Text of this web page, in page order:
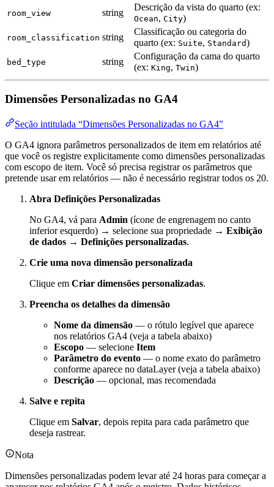
room_view string
Descrição da vista do quarto (ex:
Ocean, City)
room_classification string
Classificação ou categoria do
quarto (ex: Suite, Standard)
bed_type string
Configuração da cama do quarto
(ex: King, Twin)
Dimensões Personalizadas no GA4
Seção intitulada “Dimensões Personalizadas no GA4”
O GA4 ignora parâmetros personalizados de item em relatórios até
que você os registre explicitamente como dimensões personalizadas
com escopo de item. Você só precisa registrar os parâmetros que
pretende usar em relatórios — não é necessário registrar todos os 20.
Abra Definições Personalizadas
No GA4, vá para Admin (ícone de engrenagem no canto
inferior esquerdo) → selecione sua propriedade → Exibição
de dados → Definições personalizadas.
Crie uma nova dimensão personalizada
Clique em Criar dimensões personalizadas.
Preencha os detalhes da dimensão
Nome da dimensão — o rótulo legível que aparece
nos relatórios GA4 (veja a tabela abaixo)
Escopo — selecione Item
Parâmetro do evento — o nome exato do parâmetro
conforme aparece no dataLayer (veja a tabela abaixo)
Descrição — opcional, mas recomendada
Salve e repita
Clique em Salvar, depois repita para cada parâmetro que
deseja rastrear.
Nota
Dimensões personalizadas podem levar até 24 horas para começar a